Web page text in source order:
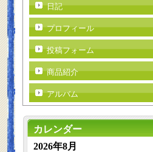
日記
プロフィール
投稿フォーム
商品紹介
アルバム
カレンダー
2026年8月